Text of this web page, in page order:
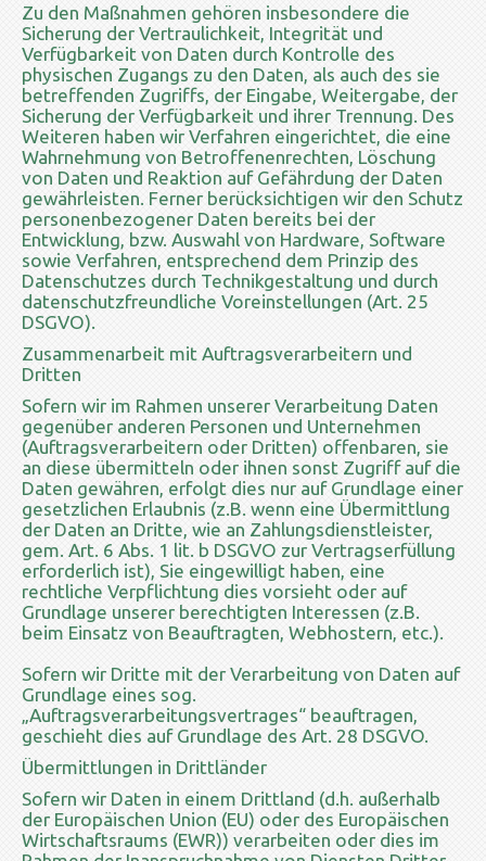
Zu den Maßnahmen gehören insbesondere die
Sicherung der Vertraulichkeit, Integrität und
Verfügbarkeit von Daten durch Kontrolle des
physischen Zugangs zu den Daten, als auch des sie
betreffenden Zugriffs, der Eingabe, Weitergabe, der
Sicherung der Verfügbarkeit und ihrer Trennung. Des
Weiteren haben wir Verfahren eingerichtet, die eine
Wahrnehmung von Betroffenenrechten, Löschung
von Daten und Reaktion auf Gefährdung der Daten
gewährleisten. Ferner berücksichtigen wir den Schutz
personenbezogener Daten bereits bei der
Entwicklung, bzw. Auswahl von Hardware, Software
sowie Verfahren, entsprechend dem Prinzip des
Datenschutzes durch Technikgestaltung und durch
datenschutzfreundliche Voreinstellungen (Art. 25
DSGVO).
Zusammenarbeit mit Auftragsverarbeitern und
Dritten
Sofern wir im Rahmen unserer Verarbeitung Daten
gegenüber anderen Personen und Unternehmen
(Auftragsverarbeitern oder Dritten) offenbaren, sie
an diese übermitteln oder ihnen sonst Zugriff auf die
Daten gewähren, erfolgt dies nur auf Grundlage einer
gesetzlichen Erlaubnis (z.B. wenn eine Übermittlung
der Daten an Dritte, wie an Zahlungsdienstleister,
gem. Art. 6 Abs. 1 lit. b DSGVO zur Vertragserfüllung
erforderlich ist), Sie eingewilligt haben, eine
rechtliche Verpflichtung dies vorsieht oder auf
Grundlage unserer berechtigten Interessen (z.B.
beim Einsatz von Beauftragten, Webhostern, etc.).
Sofern wir Dritte mit der Verarbeitung von Daten auf
Grundlage eines sog.
„Auftragsverarbeitungsvertrages“ beauftragen,
geschieht dies auf Grundlage des Art. 28 DSGVO.
Übermittlungen in Drittländer
Sofern wir Daten in einem Drittland (d.h. außerhalb
der Europäischen Union (EU) oder des Europäischen
Wirtschaftsraums (EWR)) verarbeiten oder dies im